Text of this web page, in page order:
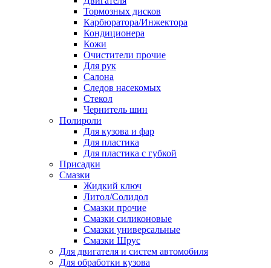
Тормозных дисков
Карбюратора/Инжектора
Кондиционера
Кожи
Очистители прочие
Для рук
Салона
Следов насекомых
Стекол
Чернитель шин
Полироли
Для кузова и фар
Для пластика
Для пластика с губкой
Присадки
Смазки
Жидкий ключ
Литол/Солидол
Смазки прочие
Смазки силиконовые
Смазки универсальные
Смазки Шрус
Для двигателя и систем автомобиля
Для обработки кузова